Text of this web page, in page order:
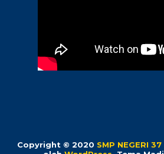
Copyright © 2020 SMP NEGERI